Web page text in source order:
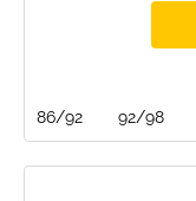
86/92 92/98